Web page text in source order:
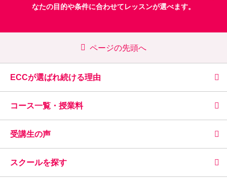
なたの目的や条件に合わせてレッスンが選べます。
ページの先頭へ
ECCが選ばれ続ける理由
コース一覧・授業料
受講生の声
スクールを探す